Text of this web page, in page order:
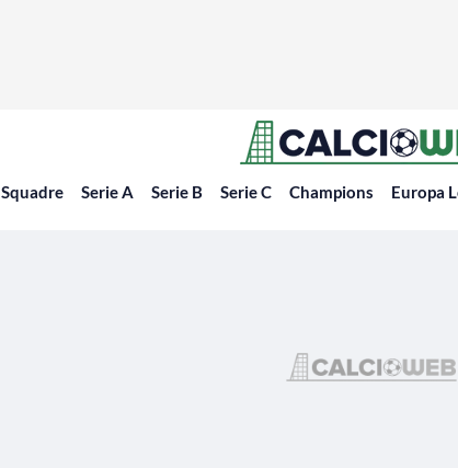
Squadre Serie A Serie B Serie C Champions Europa